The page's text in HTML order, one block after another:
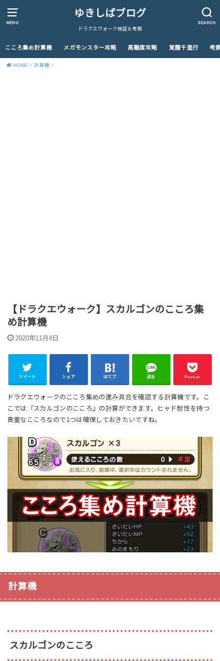
MENU SEARCH
ゆきしばブログ
ドラクエウォーク検証＆考察
こころ集め計算機 メガモンスター攻略 高難度攻略 覚醒千里行 考
HOME 計算機
【ドラクエウォーク】スカルゴンのこころ集
め計算機
2020年11月4日
ツイート シェア はてブ 送る Pocket
ドラクエウォークのこころ集めの進み具合を確認する計算機です。こ
こでは『スカルゴンのこころ』の計算ができます。ヒャド耐性を持つ
貴重なこころなので1つは確保しておきたいですね。
計算機
スカルゴンのこころ